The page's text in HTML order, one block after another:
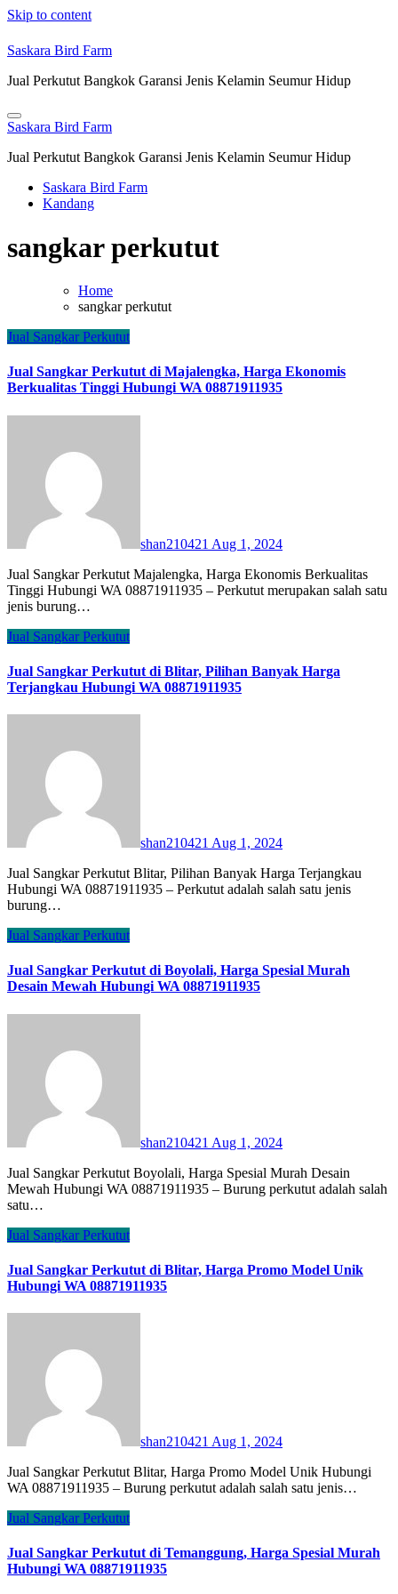
Skip to content
Saskara Bird Farm
Jual Perkutut Bangkok Garansi Jenis Kelamin Seumur Hidup
Saskara Bird Farm
Jual Perkutut Bangkok Garansi Jenis Kelamin Seumur Hidup
Saskara Bird Farm
Kandang
sangkar perkutut
Home
sangkar perkutut
Jual Sangkar Perkutut
Jual Sangkar Perkutut di Majalengka, Harga Ekonomis
Berkualitas Tinggi Hubungi WA 08871911935
shan210421 Aug 1, 2024
Jual Sangkar Perkutut Majalengka, Harga Ekonomis Berkualitas
Tinggi Hubungi WA 08871911935 – Perkutut merupakan salah satu
jenis burung…
Jual Sangkar Perkutut
Jual Sangkar Perkutut di Blitar, Pilihan Banyak Harga
Terjangkau Hubungi WA 08871911935
shan210421 Aug 1, 2024
Jual Sangkar Perkutut Blitar, Pilihan Banyak Harga Terjangkau
Hubungi WA 08871911935 – Perkutut adalah salah satu jenis
burung…
Jual Sangkar Perkutut
Jual Sangkar Perkutut di Boyolali, Harga Spesial Murah
Desain Mewah Hubungi WA 08871911935
shan210421 Aug 1, 2024
Jual Sangkar Perkutut Boyolali, Harga Spesial Murah Desain
Mewah Hubungi WA 08871911935 – Burung perkutut adalah salah
satu…
Jual Sangkar Perkutut
Jual Sangkar Perkutut di Blitar, Harga Promo Model Unik
Hubungi WA 08871911935
shan210421 Aug 1, 2024
Jual Sangkar Perkutut Blitar, Harga Promo Model Unik Hubungi
WA 08871911935 – Burung perkutut adalah salah satu jenis…
Jual Sangkar Perkutut
Jual Sangkar Perkutut di Temanggung, Harga Spesial Murah
Hubungi WA 08871911935